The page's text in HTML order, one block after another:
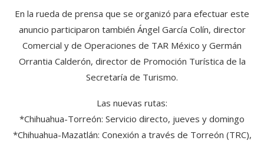
En la rueda de prensa que se organizó para efectuar este
anuncio participaron también Ángel García Colín, director
Comercial y de Operaciones de TAR México y Germán
Orrantia Calderón, director de Promoción Turística de la
Secretaría de Turismo.
Las nuevas rutas:
*Chihuahua-Torreón: Servicio directo, jueves y domingo
*Chihuahua-Mazatlán: Conexión a través de Torreón (TRC),